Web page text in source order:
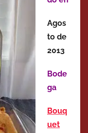
Agos
to de
2013
Bode
ga
Bouq
uet